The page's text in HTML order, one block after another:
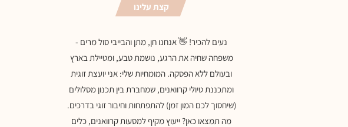
קצת עלינו
נעים להכיר! 👋 אנחנו חן, מתן והבייבי סול מרים -
משפחה שחיה את הרגע, נושמת טבע, ומטיילת בארץ
ובעולם ללא הפסקה. המומחיות שלי: אני יועצת זוגית
ומתכננת טיולי קרוואנים, שמחברת בין תכנון מסלולים
(שיחסוך לכם המון זמן) להתפתחות וחיבור זוגי בדרכים.
מה תמצאו כאן? ייעוץ מקיף למסעות קרוואנים, כלים